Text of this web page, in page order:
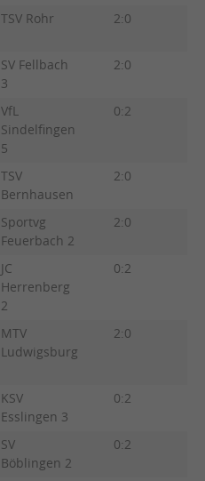
TSV Rohr 2:0
SV Fellbach
3
2:0
VfL
Sindelfingen
5
0:2
TSV
Bernhausen
2:0
Sportvg
Feuerbach 2
2:0
JC
Herrenberg
2
0:2
MTV
Ludwigsburg
2:0
KSV
Esslingen 3
0:2
SV
Böblingen 2
0:2